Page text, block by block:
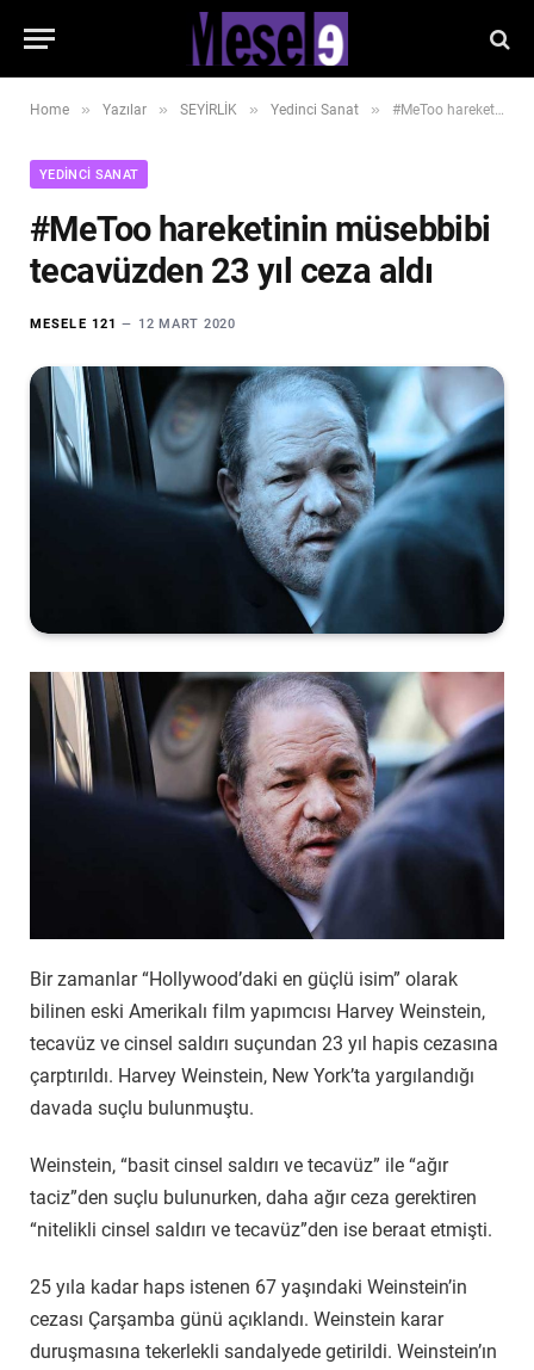
Home » Yazılar » SEYİRLİK » Yedinci Sanat » #MeToo hareketinin müsebbibi tecavüzden 23 yıl ceza aldı
YEDINCI SANAT
#MeToo hareketinin müsebbibi
tecavüzden 23 yıl ceza aldı
MESELE 121 12 MART 2020
Bir zamanlar “Hollywood’daki en güçlü isim” olarak
bilinen eski Amerikalı film yapımcısı Harvey Weinstein,
tecavüz ve cinsel saldırı suçundan 23 yıl hapis cezasına
çarptırıldı. Harvey Weinstein, New York’ta yargılandığı
davada suçlu bulunmuştu.
Weinstein, “basit cinsel saldırı ve tecavüz” ile “ağır
taciz”den suçlu bulunurken, daha ağır ceza gerektiren
“nitelikli cinsel saldırı ve tecavüz”den ise beraat etmişti.
25 yıla kadar haps istenen 67 yaşındaki Weinstein’in
cezası Çarşamba günü açıklandı. Weinstein karar
duruşmasına tekerlekli sandalyede getirildi. Weinstein’ın